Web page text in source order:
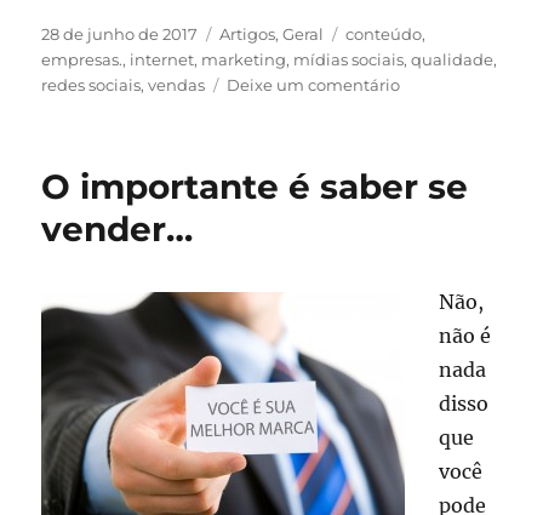
Publicado
em
28 de junho de 2017 Categorias
Artigos,Geral Tags
conteúdo,
empresas., internet, marketing, mídias sociais,qualidade,
redes sociais,vendas Deixe um comentárioem
conteúdo?
O importante é saber se
vender…
Não,
não é
nada
disso
que
você
pode